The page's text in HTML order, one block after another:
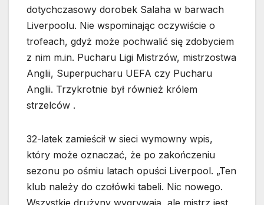
dotychczasowy dorobek Salaha w barwach
Liverpoolu. Nie wspominając oczywiście o
trofeach, gdyż może pochwalić się zdobyciem
z nim m.in. Pucharu Ligi Mistrzów, mistrzostwa
Anglii, Superpucharu UEFA czy Pucharu
Anglii. Trzykrotnie był również królem
strzelców .
32-latek zamieścił w sieci wymowny wpis,
który może oznaczać, że po zakończeniu
sezonu po ośmiu latach opuści Liverpool. „Ten
klub należy do czołówki tabeli. Nic nowego.
Wszystkie drużyny wygrywają, ale mistrz jest